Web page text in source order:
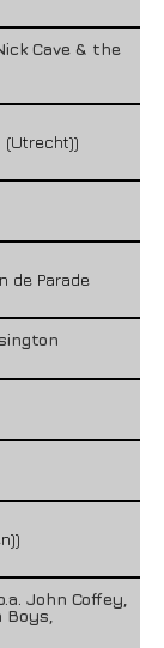
Cave & the
(Utrecht))
de Parade
John Coffey,